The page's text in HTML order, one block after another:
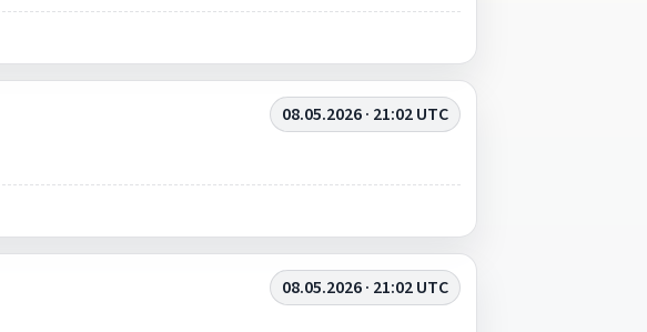
08.05.2026 · 21:02 UTC
08.05.2026 · 21:02 UTC